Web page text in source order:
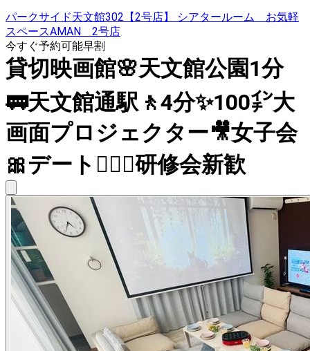
パークサイド天文館302【2号店】 シアタールーム お気軽
スペースAMAN 2号店
今すぐ予約可能早割
貸切映画館🌸天文館公園1分
🚃天文館通駅🚶4分✨100㌅大
画面プロジェクター🎥女子会
🎀デート👨‍❤‍👨研修会新歓